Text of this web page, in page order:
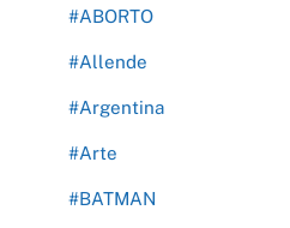
#ABORTO
#Allende
#Argentina
#Arte
#BATMAN